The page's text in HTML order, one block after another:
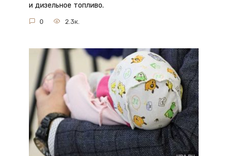
и дизельное топливо.
0 2.3к.